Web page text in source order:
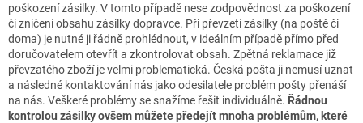
poškození zásilky. V tomto případě nese zodpovědnost za poškození
či zničení obsahu zásilky dopravce. Při převzetí zásilky (na poště či
doma) je nutné ji řádně prohlédnout, v ideálním případě přímo před
doručovatelem otevřít a zkontrolovat obsah. Zpětná reklamace již
převzatého zboží je velmi problematická. Česká pošta ji nemusí uznat
a následné kontaktování nás jako odesilatele problém pošty přenáší
na nás. Veškeré problémy se snažíme řešit individuálně. Řádnou
kontrolou zásilky ovšem můžete předejít mnoha problémům, které